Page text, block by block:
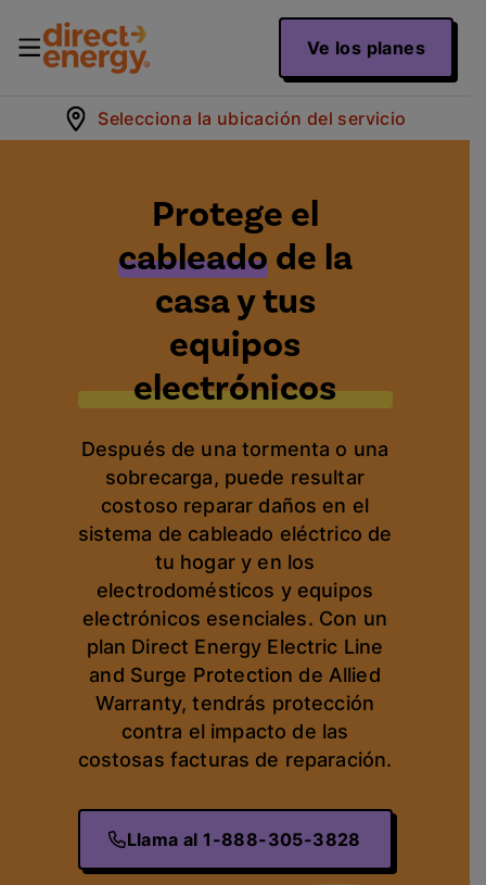
Ve los planes
Selecciona la ubicación del servicio
Protege el
cableadode la
casa y tus
equipos
electrónicos
Después de una tormenta o una
sobrecarga, puede resultar
costoso reparar daños en el
sistema de cableado eléctrico de
tu hogar y en los
electrodomésticos y equipos
electrónicos esenciales. Con un
plan Direct Energy Electric Line
and Surge Protection de Allied
Warranty, tendrás protección
contra el impacto de las
costosas facturas de reparación.
Llama al 1-888-305-3828